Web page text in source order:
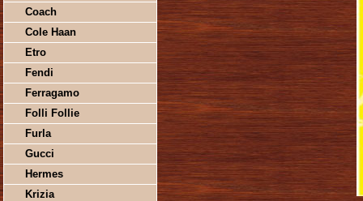
Coach
Cole Haan
Etro
Fendi
Ferragamo
Folli Follie
Furla
Gucci
Hermes
Krizia